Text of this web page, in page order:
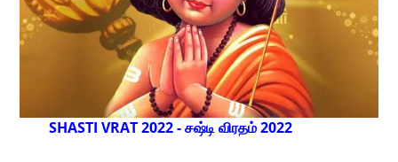
SHASTI VRAT 2022 - சஷ்டி விரதம் 2022